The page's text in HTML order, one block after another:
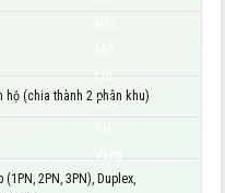
Lối
Giá
hộ (chia thành 2 phân khu)
(1PN, 2PN, 3PN), Duplex,